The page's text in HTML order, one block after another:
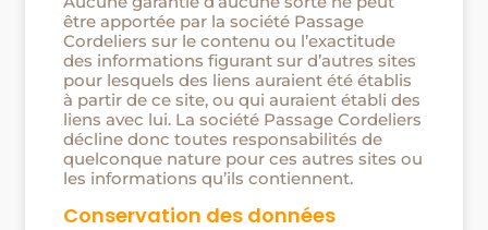
être apportée par la société Passage
Cordeliers sur le contenu ou l’exactitude
des informations figurant sur d’autres sites
pour lesquels des liens auraient été établis
à partir de ce site, ou qui auraient établi des
liens avec lui. La société Passage Cordeliers
décline donc toutes responsabilités de
quelconque nature pour ces autres sites ou
les informations qu’ils contiennent.
Conservation des données